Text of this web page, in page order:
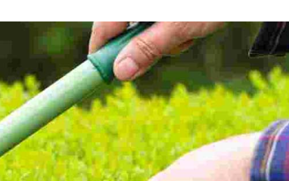
votre
y
Le moment idéal pour
la taille des arbres fruitiers